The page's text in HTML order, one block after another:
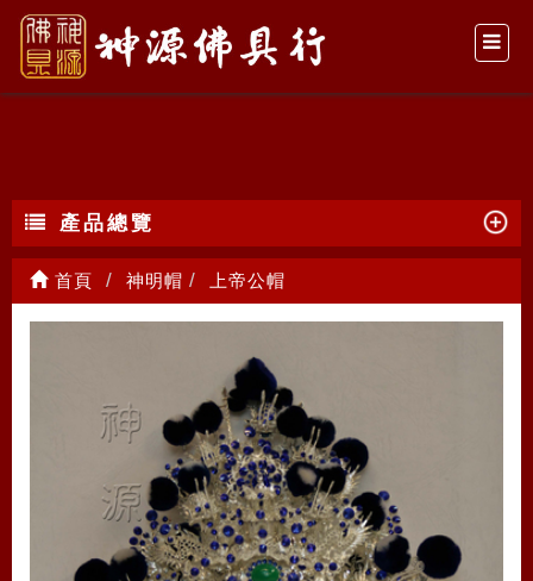
上帝公帽
產品總覽
首頁 神明帽 上帝公帽